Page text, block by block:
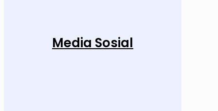
Media Sosial